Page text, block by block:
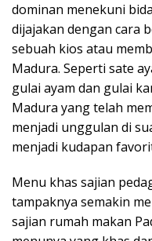
dominan menekuni
dijajakan dengan cara
sebuah kios atau
Madura. Seperti sate
gulai ayam dan gulai
Madura yang telah
menjadi unggulan di
menjadi kudapan
Menu khas sajian
tampaknya semakin
sajian rumah makan